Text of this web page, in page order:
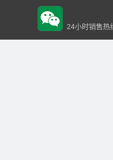
24小时销售热